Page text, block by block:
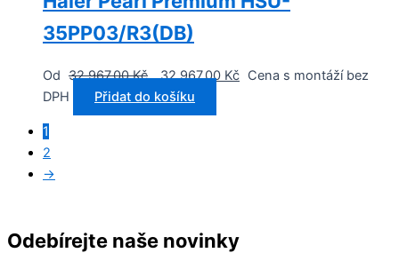
35PP03/R3(DB)
Od 32 967,00Kč 32 967,00 Kč Cena s montáží bez
DPH
Přidat do košíku
1
2
→
Odebírejte naše novinky